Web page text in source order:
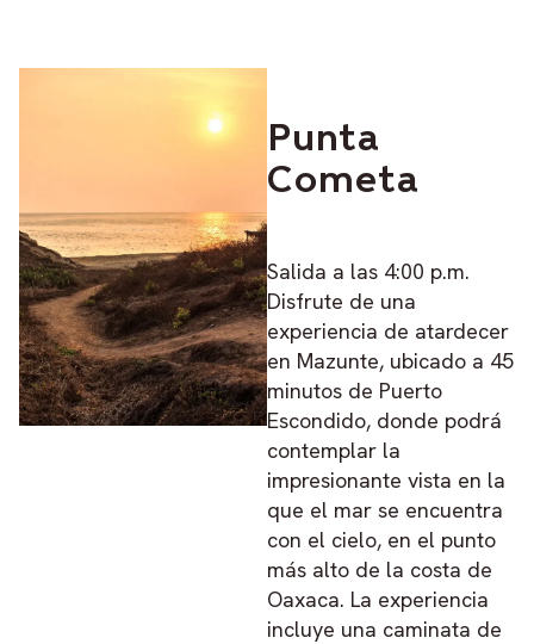
Punta
Cometa
Salida a las 4:00 p.m.
Disfrute de una
experiencia de atardecer
en Mazunte, ubicado a 45
minutos de Puerto
Escondido, donde podrá
contemplar la
impresionante vista en la
que el mar se encuentra
con el cielo, en el punto
más alto de la costa de
Oaxaca. La experiencia
incluye una caminata de